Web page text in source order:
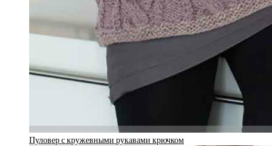
Пуловер с кружевными рукавами крючком